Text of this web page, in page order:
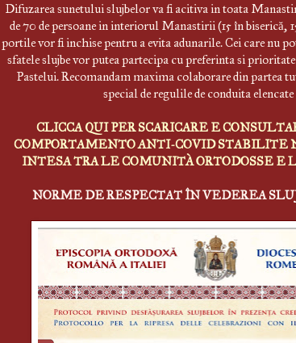
Difuzarea sunetului slujbelor va fi acitiva in toata
de 70 de persoane in interiorul Manastirii (15 în biserică,
portile vor fi inchise pentru a evita adunarile. Cei care nu
sfatele slujbe vor putea partecipa cu preferinta si
Pastelui. Recomandam maxima colaborare din partea
special de regulile de conduita
CLICCA QUI PER SCARICARE E
COMPORTAMENTO ANTI-COVID STABILITE
INTESA TRA LE COMUNITÀ ORTODOSSE E
NORME DE RESPECTAT ÎN VEDEREA